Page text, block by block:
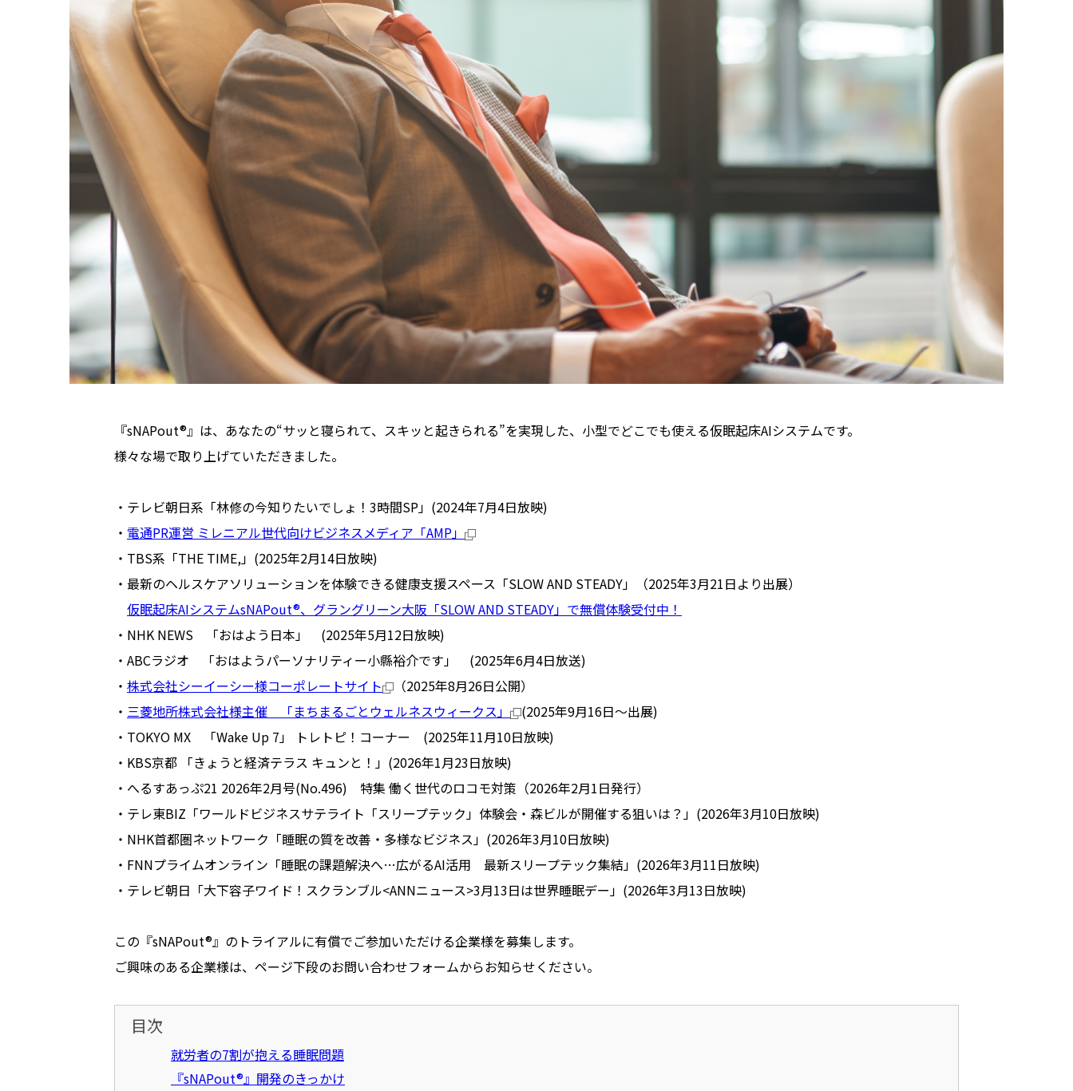
『sNAPout®』は、あなたの“サッと寝られて、スキッと起きられる”を実現した、小型でどこでも使える仮眠起床AIシステムです。
様々な場で取り上げていただきました。
・テレビ朝日系「林修の今知りたいでしょ！ 3時間SP」 (2024年7月4日放映)
・ 電通PR運営 ミレニアル世代向けビジネスメディア「AMP」
・TBS系「THE TIME,」 (2025年2月14日放映)
・最新のヘルスケアソリューションを体験できる健康支援スペース「SLOW AND STEADY」（2025年3月21日より出展）
仮眠起床AIシステムsNAPout®、グラングリーン大阪「SLOW AND STEADY」で無償体験受付中！
・NHK NEWS 「おはよう日本」 (2025年5月12日放映)
・ABCラジオ 「おはようパーソナリティー小縣裕介です」 (2025年6月4日放送)
・ 株式会社シーイーシー様コーポレートサイト
（2025年8月26日公開）
・ 三菱地所株式会社様主催 「まちまるごとウェルネスウィークス」
(2025年9月16日～出展)
・TOKYO MX 「Wake Up 7」 トレトピ！コーナー (2025年11月10日放映)
・KBS京都 「きょうと経済テラス キュンと！」(2026年1月23日放映)
・へるすあっぷ21 2026年2月号(No.496) 特集 働く世代のロコモ対策（2026年2月1日発行）
・テレ東BIZ 「ワールドビジネスサテライト「スリープテック」体験会・森ビルが開催する狙いは？」 (2026年3月10日放映)
・ NHK首都圏ネットワーク「睡眠の質を改善・多様なビジネス」 (2026年3月10日放映)
・ FNNプライムオンライン「睡眠の課題解決へ…広がるAI活用 最新スリープテック集結」 (2026年3月11日放映)
・テレビ朝日「大下容子ワイド！スクランブル<ANNニュース>3月13日は世界睡眠デー」(2026年3月13日放映)
この『sNAPout®』のトライアルに有償でご参加いただける企業様を募集します。
ご興味のある企業様は、ページ下段のお問い合わせフォームからお知らせください。
目次
就労者の7割が抱える睡眠問題
『sNAPout®』開発のきっかけ